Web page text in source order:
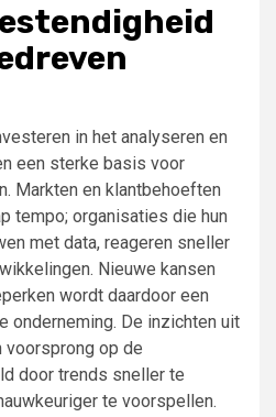
in het analyseren en
een sterke basis voor
Markten en klantbehoeften
tempo; organisaties die hun
met data, reageren sneller
Nieuwe kansen
wordt daardoor een
onderneming. De inzichten uit
op de
door trends sneller te
te voorspellen.